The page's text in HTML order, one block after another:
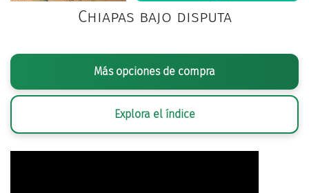
Chiapas bajo disputa
Más opciones de compra
Explora el índice